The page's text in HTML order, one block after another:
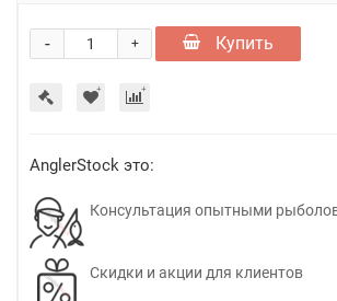
+
- Купить
AnglerStock это:
Консультация опытными
Скидки и акции для клиентов